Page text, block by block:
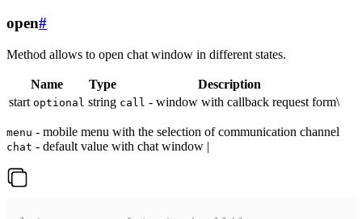
open#
Method allows to open chat window in different states.
Name Type
Description
start optional string call - window with callback request form\
menu - mobile menu with the selection of communication channel
chat - default value with chat window |